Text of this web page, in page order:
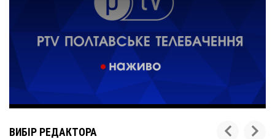
ВИБІР РЕДАКТОРА